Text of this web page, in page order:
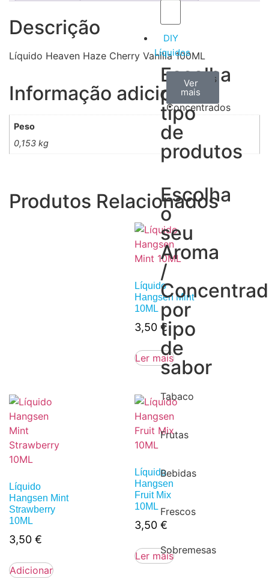
DIY
Líquidos
Escolha
por
tipo
de
produtos
Aromas
Concentrados
Ver
todos
Bases
Ver
mais
Accesorios
Ver
mais
Escolha
o
seu
Aroma
/
por
tipo
de
sabor
Tabaco
Frutas
Bebidas
Frescos
Sobremesas
Descrição
Líquido Heaven Haze Cherry Vanilla 100ML
Informação adicional
Peso
0,153 kg
Produtos Relacionados
Líquido
Hangsen Mint
10ML
3,50 €
Ler mais
Líquido
Hangsen Mint
Strawberry
10ML
3,50 €
Adicionar
Líquido
Hangsen
Fruit Mix
10ML
3,50 €
Ler mais